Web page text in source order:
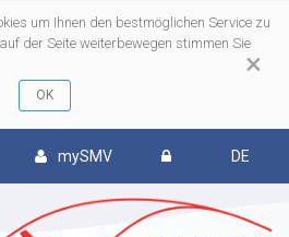
×
um Ihnen den bestmöglichen Service zu
der Seite weiterbewegen stimmen Sie
mySMV DE